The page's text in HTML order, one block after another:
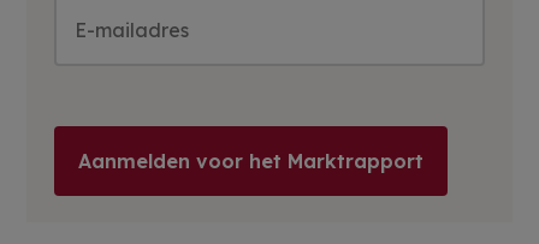
Aanmelden voor het Marktrapport